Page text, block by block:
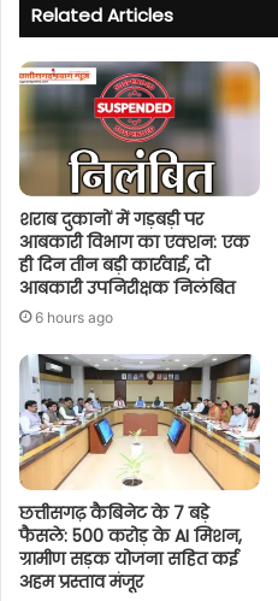
Related Articles
शराब दुकानों में गड़बड़ी पर
आबकारी विभाग का एक्शन: एक
ही दिन तीन बड़ी कार्रवाई, दो
आबकारी उपनिरीक्षक निलंबित
6 hours ago
छत्तीसगढ़ कैबिनेट के 7 बड़े
फैसले: 500 करोड़ के AI मिशन,
ग्रामीण सड़क योजना सहित कई
अहम प्रस्ताव मंजूर